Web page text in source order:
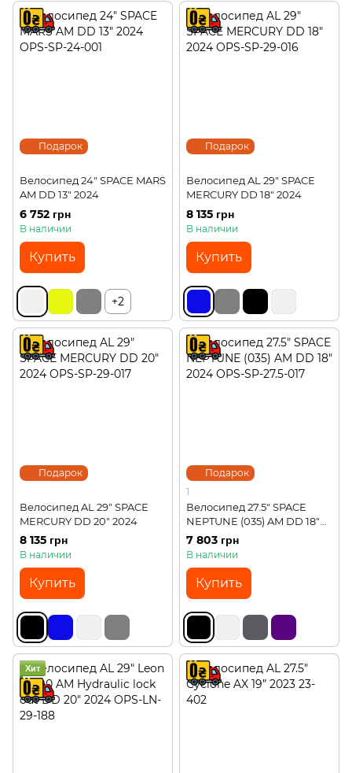
Подарок
Велосипед 24" SPACE MARS
AM DD 13" 2024
6 752 грн
В наличии
Купить
+2
Подарок
Велосипед AL 29" SPACE
MERCURY DD 18" 2024
8 135 грн
В наличии
Купить
Подарок
Велосипед AL 29" SPACE
MERCURY DD 20" 2024
8 135 грн
В наличии
Купить
Подарок
1
Велосипед 27.5" SPACE
NEPTUNE (035) AM DD 18"
2024
7 803 грн
В наличии
Купить
Хит